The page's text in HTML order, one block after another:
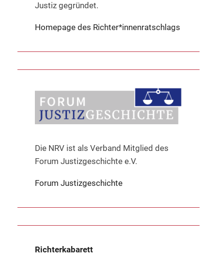
Justiz gegründet.
Homepage des Richter*innenratschlags
Die NRV ist als Verband Mitglied des
Forum Justizgeschichte e.V.
Forum Justizgeschichte
Richterkabarett